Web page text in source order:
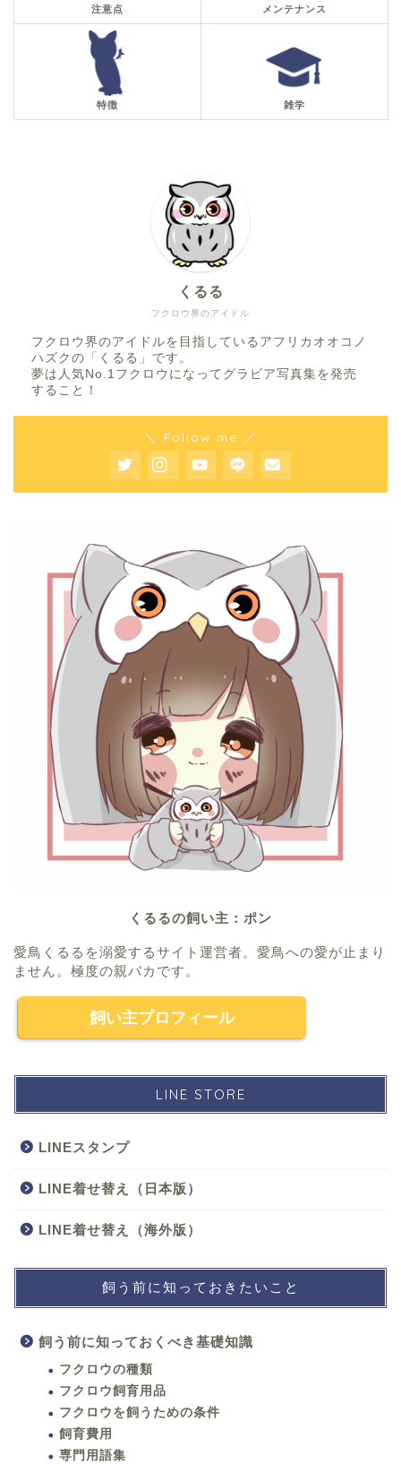
注意点 メンテナンス
特徴 雑学
フクロウ界のアイドル
くるる
フクロウ界のアイドルを目指しているアフリカオオコノ
ハズクの「くるる」です。
夢は人気No.1フクロウになってグラビア写真集を発売
すること！
＼ Follow me ／
くるるの飼い主：ポン
愛鳥くるるを溺愛するサイト運営者。愛鳥への愛が止まり
ません。極度の親バカです。
飼い主プロフィール
LINE STORE
LINEスタンプ
LINE着せ替え（日本版）
LINE着せ替え（海外版）
飼う前に知っておきたいこと
飼う前に知っておくべき基礎知識
フクロウの種類
フクロウ飼育用品
フクロウを飼うための条件
飼育費用
専門用語集